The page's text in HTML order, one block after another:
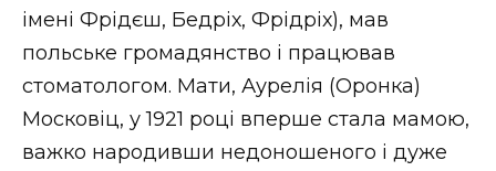
імені Фрідєш, Бедріх, Фрідріх), мав
польське громадянство і працював
стоматологом. Мати, Аурелія (Оронка)
Московіц, у 1921 році вперше стала мамою,
важко народивши недоношеного і дуже